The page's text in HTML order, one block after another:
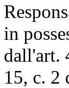
in
dall'art.
15, c. 2